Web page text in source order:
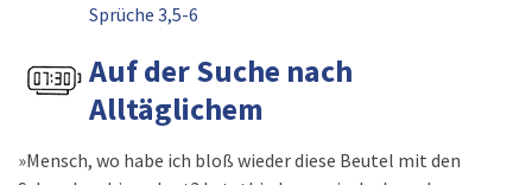
Sprüche 3,5-6
Auf der Suche nach
Alltäglichem
»Mensch, wo habe ich bloß wieder diese Beutel mit den